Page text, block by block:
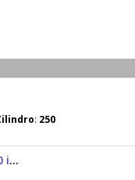
: 250
moto hyosung aquila 250 impecable